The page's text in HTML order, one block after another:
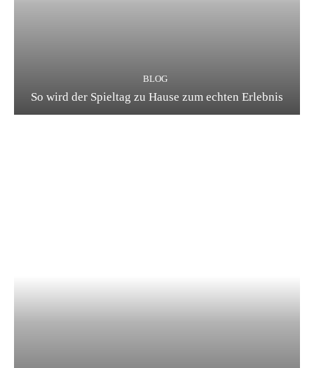
BLOG
So wird der Spieltag zu Hause zum echten Erlebnis